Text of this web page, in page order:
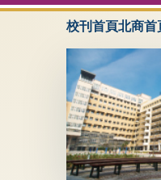
校刊首頁北商首